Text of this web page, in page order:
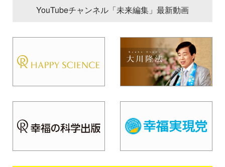
YouTubeチャンネル「未来編集」最新動画